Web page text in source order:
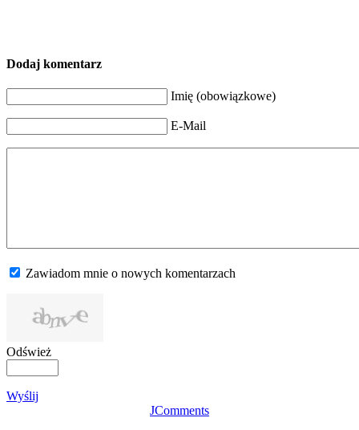
Dodaj komentarz
Imię (obowiązkowe)
E-Mail
Zawiadom mnie o nowych komentarzach
Odśwież
Wyślij
JComments